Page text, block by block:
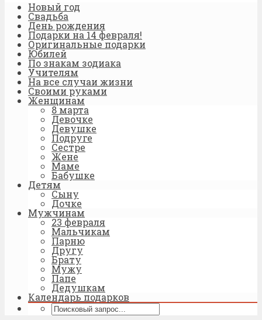
Новый год
Свадьба
День рождения
Подарки на 14 февраля!
Оригинальные подарки
Юбилей
По знакам зодиака
Учителям
На все случаи жизни
Своими руками
Женщинам
8 марта
Девочке
Девушке
Подруге
Сестре
Жене
Маме
Бабушке
Детям
Сыну
Дочке
Мужчинам
23 февраля
Мальчикам
Парню
Другу
Брату
Мужу
Папе
Дедушкам
Календарь подарков